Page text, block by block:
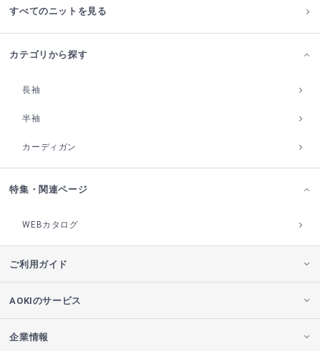
すべてのニットを見る
カテゴリから探す
長袖
半袖
カーディガン
特集・関連ページ
WEBカタログ
ご利用ガイド
AOKIのサービス
企業情報